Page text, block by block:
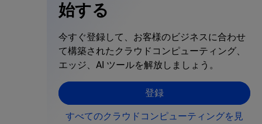
始する
今すぐ登録して、お客様のビジネスに合わせ
て構築されたクラウドコンピューティング、
エッジ、AI ツールを解放しましょう。
登録
すべてのクラウドコンピューティングを見